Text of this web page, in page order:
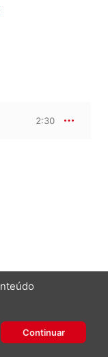
2:30
Continuar